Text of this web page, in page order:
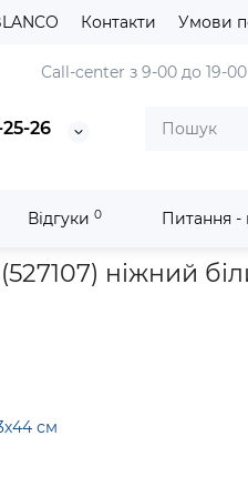
Контакти Умови
Сall-center з 9-00 до 19-00
26
Відгуки 0 Питання -
Кухонна мийка Blanco
ніжний
см